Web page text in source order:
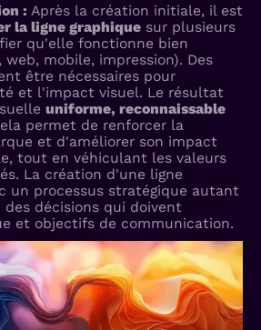
: Après la création initiale, il est
la ligne graphiquesur plusieurs
qu'elle fonctionne bien
mobile, impression). Des
être nécessaires pour
et l'impact visuel. Le résultat
uniforme, reconnaissable
permet de renforcer la
et d'améliorer son impact
tout en véhiculant les valeurs
La création d'une ligne
un processus stratégique autant
décisions qui doivent
et objectifs de communication.